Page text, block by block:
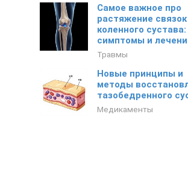
Самое важное про
растяжение связок
коленного сустава:
симптомы и
Травмы
Новые принципы и
методы
тазобедренного
Медикаменты